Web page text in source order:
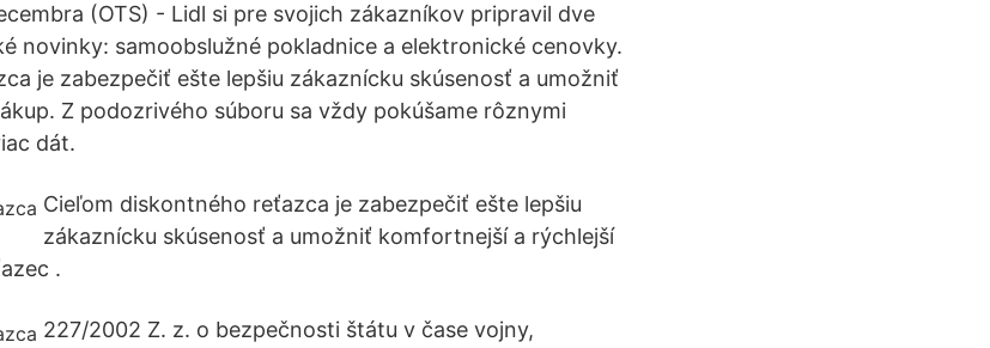
(OTS) - Lidl si pre svojich zákazníkov pripravil dve
novinky: samoobslužné pokladnice a elektronické cenovky.
je zabezpečiť ešte lepšiu zákaznícku skúsenosť a umožniť
Z podozrivého súboru sa vždy pokúšame rôznymi
dát.
Cieľom diskontného reťazca je zabezpečiť ešte lepšiu
zákaznícku skúsenosť a umožniť komfortnejší a rýchlejší
.
227/2002 Z. z. o bezpečnosti štátu v čase vojny,